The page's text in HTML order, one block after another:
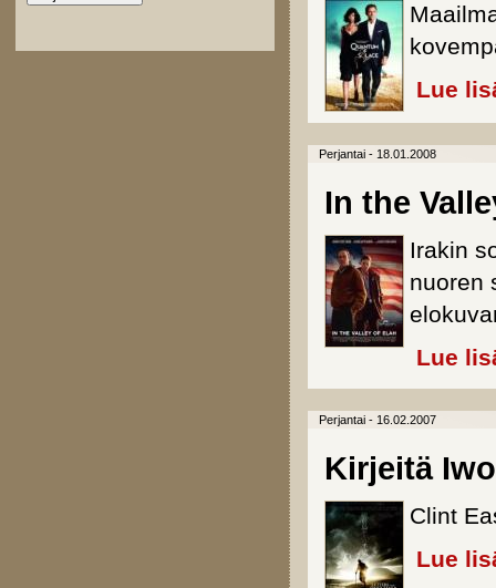
Lue
Perjantai - 18.01.2008
In the
Irakin
nuoren
Lue
Perjantai - 16.02.2007
Kirjeitä
Clint
Lue